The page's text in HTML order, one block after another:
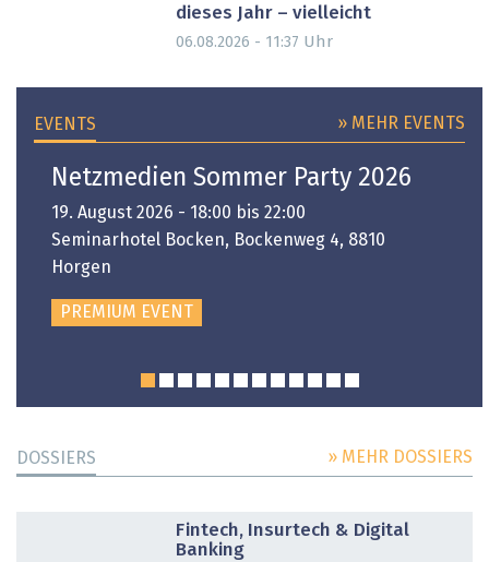
dieses Jahr – vielleicht
06.08.2026 - 11:37 Uhr
EVENTS » MEHR EVENTS
Netzmedien Sommer Party 2026
19. August 2026 - 18:00 bis 22:00
Seminarhotel Bocken, Bockenweg 4, 8810
Horgen
PREMIUM EVENT
DOSSIERS » MEHR DOSSIERS
Fintech, Insurtech & Digital
Banking